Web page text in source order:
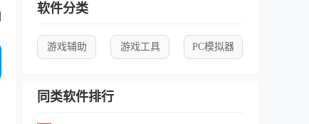
软件分类
游戏辅助 游戏工具 PC模拟器
同类软件排行